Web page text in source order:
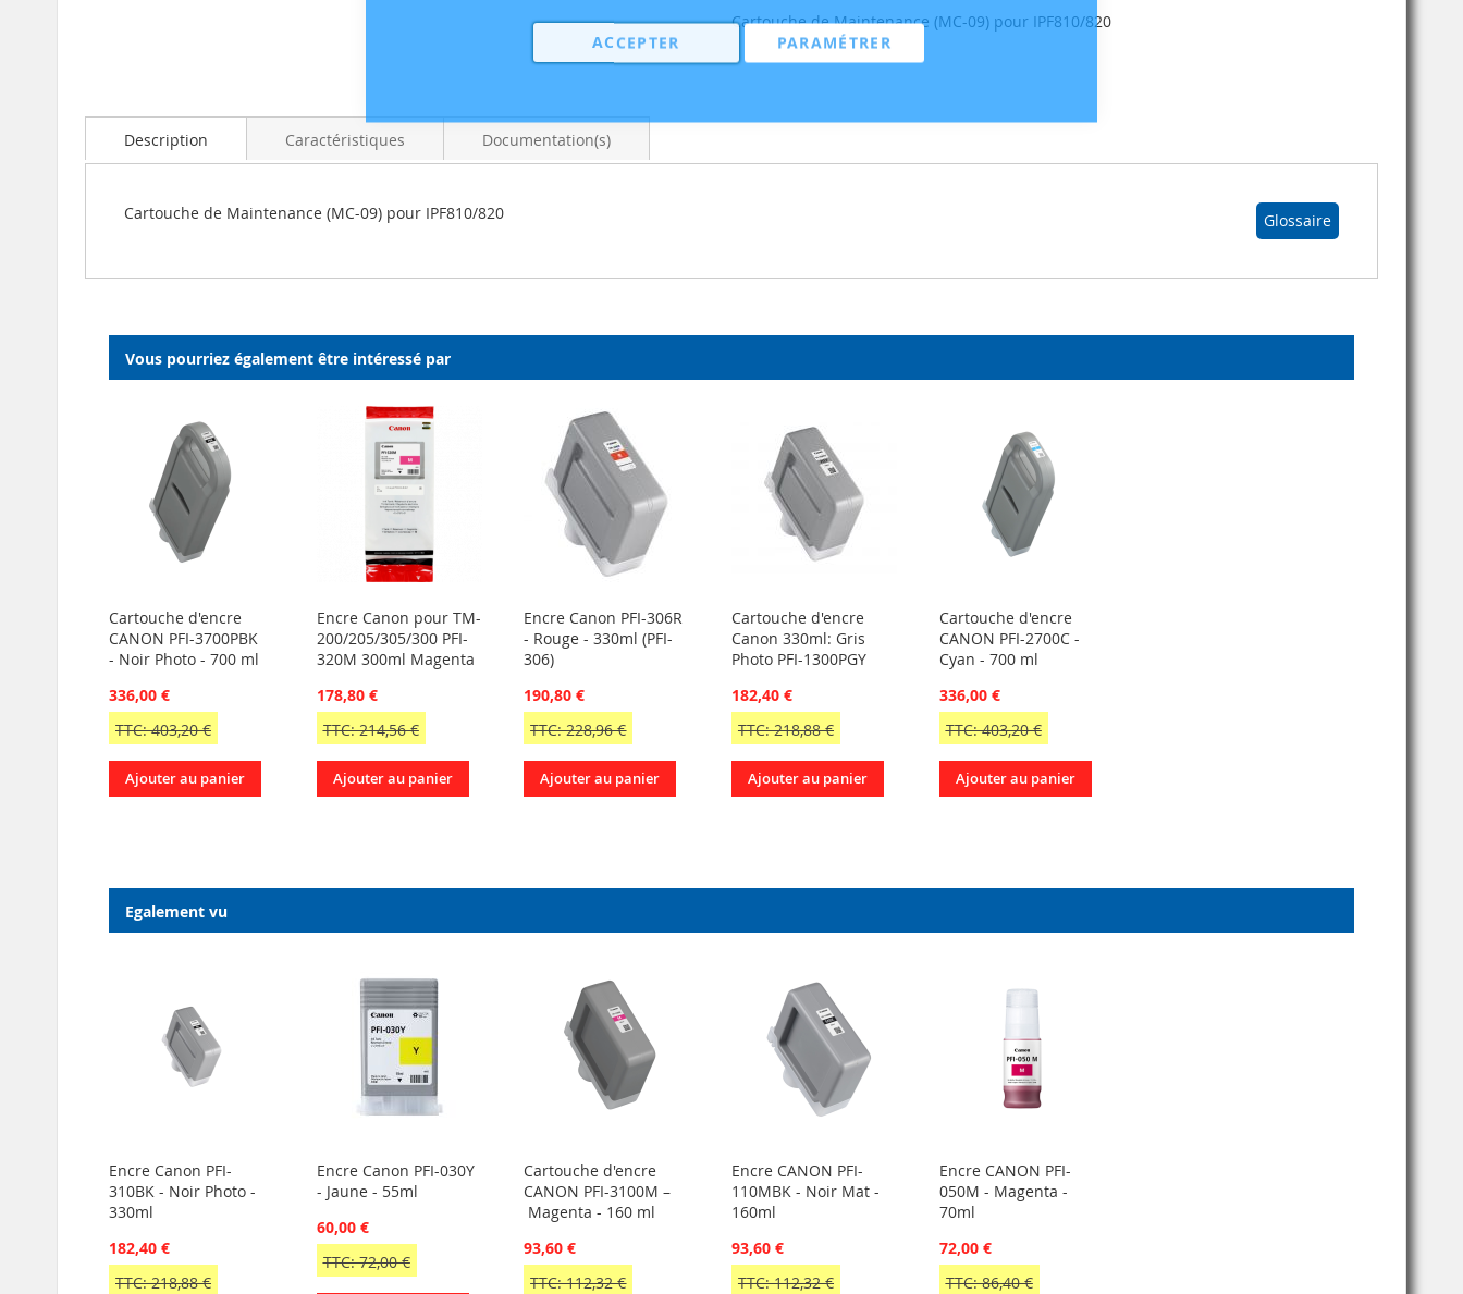
ACCEPTER PARAMÉTRER
Cartouche de Maintenance (MC-09) pour IPF810/820
beginning
gallery
Description
Glossaire
Cartouche de Maintenance (MC-09) pour IPF810/820
Caractéristiques Documentation(s)
Vous pourriez également être intéressé par
Cartouche d'encre
CANON PFI-3700PBK
- Noir Photo - 700 ml
336,00 €
TTC: 403,20 €
Ajouter au panier
Encre Canon pour TM-
200/205/305/300 PFI-
320M 300ml Magenta
178,80 €
TTC: 214,56 €
Ajouter au panier
Encre Canon PFI-306R
- Rouge - 330ml (PFI-
306)
190,80 €
TTC: 228,96 €
Ajouter au panier
Cartouche d'encre
Canon 330ml: Gris
Photo PFI-1300PGY
182,40 €
TTC: 218,88 €
Ajouter au panier
Cartouche d'encre
CANON PFI-2700C -
Cyan - 700 ml
336,00 €
TTC: 403,20 €
Ajouter au panier
Egalement vu
Encre Canon PFI-
310BK - Noir Photo -
330ml
182,40 €
TTC: 218,88 €
Encre Canon PFI-030Y
- Jaune - 55ml
60,00 €
TTC: 72,00 €
Cartouche d'encre
CANON PFI-3100M –
Magenta - 160 ml
93,60 €
TTC: 112,32 €
Encre CANON PFI-
110MBK - Noir Mat -
160ml
93,60 €
TTC: 112,32 €
Encre CANON PFI-
050M - Magenta -
70ml
72,00 €
TTC: 86,40 €